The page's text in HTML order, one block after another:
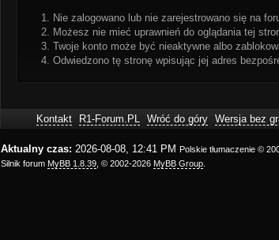
Nie zalogowano lub nie zarejestrowano się na
Możesz nie mieć uprawnień do oglądania tej
Twoje konto może być nieaktywne albo
Odwiedzono tę stronę wpisując jej adres
Kontakt R1-Forum.PL Wróć do góry Wersja bez
Aktualny czas: 2026-08-08, 12:41 PM Polskie tłumaczenie ©
Silnik forum MyBB 1.8.39 , © 2002-2026 MyBB Group